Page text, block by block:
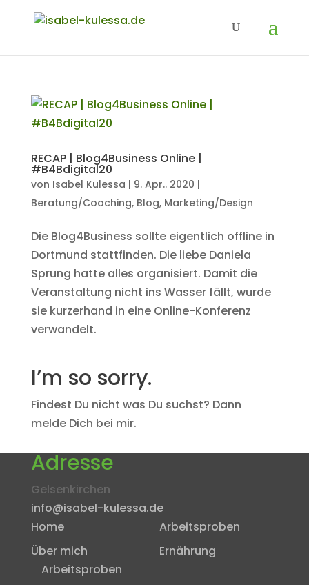
RECAP | Blog4Business Online |
#B4Bdigital20
von Isabel Kulessa | 9. Apr.. 2020 |
Beratung/Coaching, Blog, Marketing/Design
Die Blog4Business sollte eigentlich offline in
Dortmund stattfinden. Die liebe Daniela
Sprung hatte alles organisiert. Damit die
Veranstaltung nicht ins Wasser fällt, wurde
sie kurzerhand in eine Online-Konferenz
verwandelt.
I’m so sorry.
Findest Du nicht was Du suchst? Dann
melde Dich bei mir.
Adresse
Gelsenkirchen
info@isabel-kulessa.de
Home
Über mich
Arbeitsproben
Arbeitsproben
Ernährung